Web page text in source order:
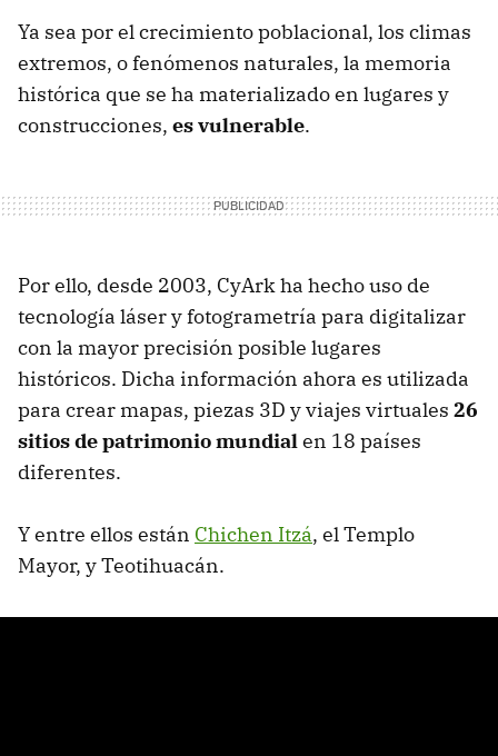
Ya sea por el crecimiento poblacional, los climas
extremos, o fenómenos naturales, la memoria
histórica que se ha materializado en lugares y
construcciones, es vulnerable.
Por ello, desde 2003, CyArk ha hecho uso de
tecnología láser y fotogrametría para digitalizar
con la mayor precisión posible lugares
históricos. Dicha información ahora es utilizada
para crear mapas, piezas 3D y viajes virtuales 26
sitios de patrimonio mundialen 18 países
diferentes.
Y entre ellos están Chichen Itzá, el Templo
Mayor, y Teotihuacán.